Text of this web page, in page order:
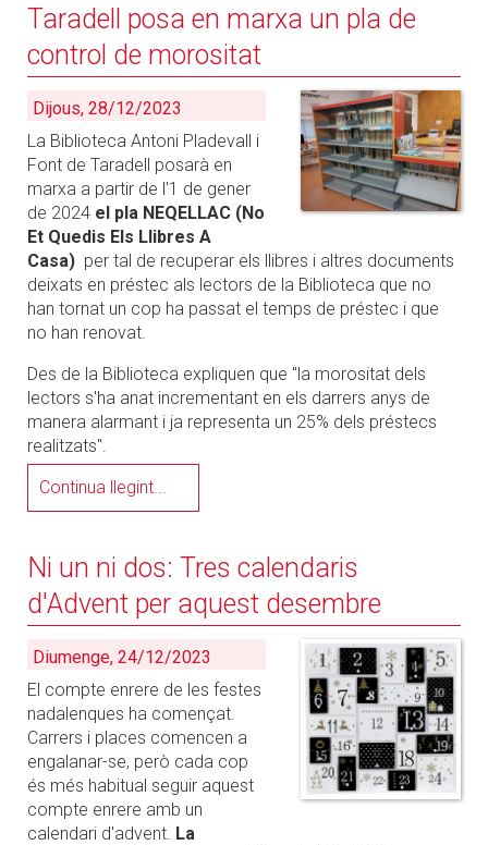
Taradell posa en marxa un pla de
control de morositat
Dijous, 28/12/2023
La Biblioteca Antoni Pladevall i
Font de Taradell posarà en
marxa a partir de l'1 de gener
de 2024 el pla NEQELLAC (No
Et Quedis Els Llibres A
Casa) per tal de recuperar els llibres i altres documents
deixats en préstec als lectors de la Biblioteca que no
han tornat un cop ha passat el temps de préstec i que
no han renovat.
Des de la Biblioteca expliquen que "la morositat dels
lectors s'ha anat incrementant en els darrers anys de
manera alarmant i ja representa un 25% dels préstecs
realitzats".
Continua llegint...
Ni un ni dos: Tres calendaris
d'Advent per aquest desembre
Diumenge, 24/12/2023
El compte enrere de les festes
nadalenques ha començat.
Carrers i places comencen a
engalanar-se, però cada cop
és més habitual seguir aquest
compte enrere amb un
calendari d'advent. La